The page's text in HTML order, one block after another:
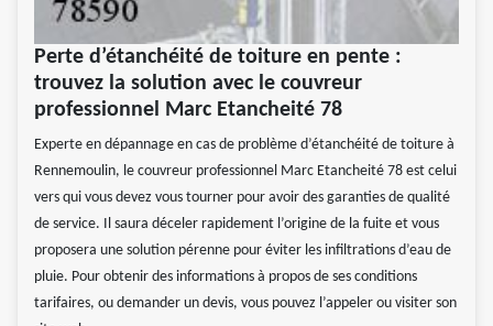
Perte d’étanchéité de toiture en pente :
trouvez la solution avec le couvreur
professionnel Marc Etancheité 78
Experte en dépannage en cas de problème d’étanchéité de toiture à
Rennemoulin, le couvreur professionnel Marc Etancheité 78 est celui
vers qui vous devez vous tourner pour avoir des garanties de qualité
de service. Il saura déceler rapidement l’origine de la fuite et vous
proposera une solution pérenne pour éviter les infiltrations d’eau de
pluie. Pour obtenir des informations à propos de ses conditions
tarifaires, ou demander un devis, vous pouvez l’appeler ou visiter son